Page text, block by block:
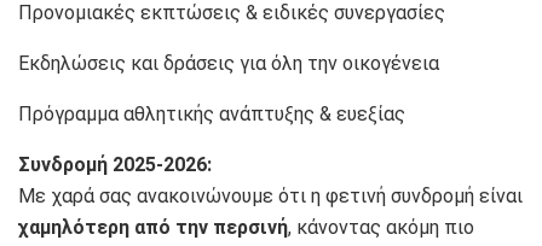
Προνομιακές εκπτώσεις & ειδικές συνεργασίες
Εκδηλώσεις και δράσεις για όλη την οικογένεια
Πρόγραμμα αθλητικής ανάπτυξης & ευεξίας
Συνδρομή 2025-2026:
Με χαρά σας ανακοινώνουμε ότι η φετινή συνδρομή είναι
χαμηλότερη από την περσινή, κάνοντας ακόμη πιο